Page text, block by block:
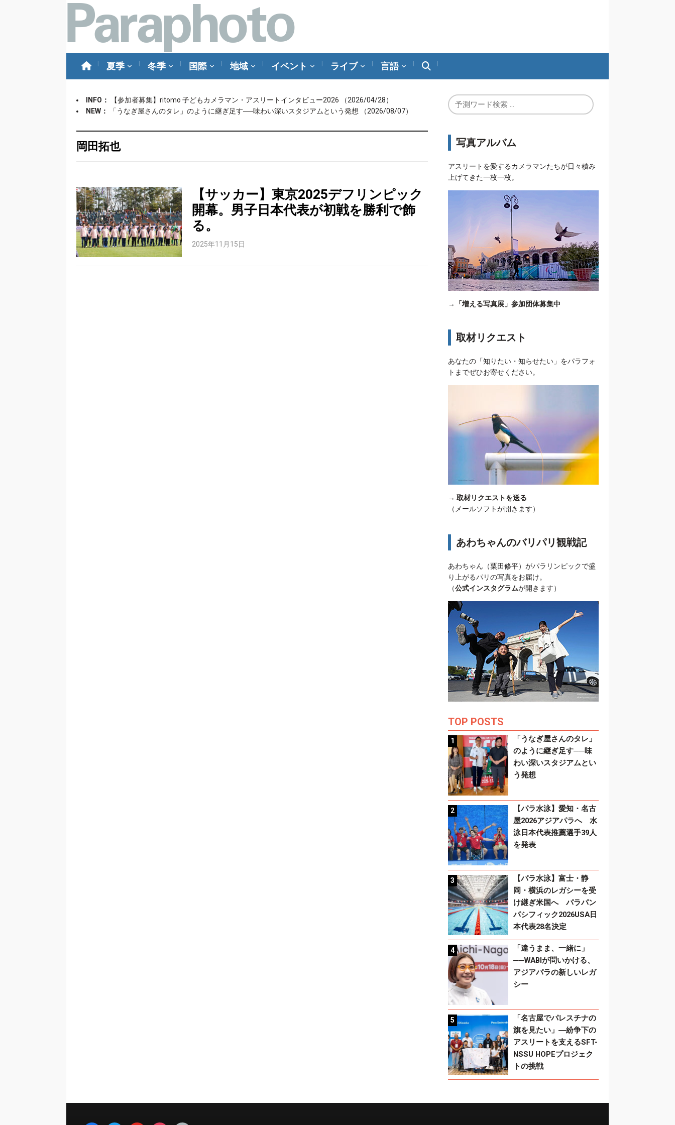
夏季 冬季 国際 地域 イベント ライブ 言語
INFO： 【参加者募集】ritomo 子どもカメラマン・アスリートインタビュー2026
（2026/04/28）
NEW：
「うなぎ屋さんのタレ」のように継ぎ足す──味わい深いスタジアムという発想 （2026/08/07）
岡田拓也
【サッカー】東京2025デフリンピック
開幕。男子日本代表が初戦を勝利で飾
る。
2025年11月15日
写真アルバム
アスリートを愛するカメラマンたちが日々積み
上げてきた一枚一枚。
→ 「増える写真展」参加団体募集中
取材リクエスト
あなたの「知りたい・知らせたい」をパラフォ
トまでぜひお寄せください。
→ 取材リクエストを送る
（メールソフトが開きます）
あわちゃんのバリパリ観戦記
あわちゃん（粟田修平）がパラリンピックで盛
り上がるパリの写真をお届け。
（公式インスタグラムが開きます）
TOP POSTS
「うなぎ屋さんのタレ」
のように継ぎ足す──味
わい深いスタジアムとい
う発想
【パラ水泳】愛知・名古
屋2026アジアパラへ 水
泳日本代表推薦選手39人
を発表
【パラ水泳】富士・静
岡・横浜のレガシーを受
け継ぎ米国へ パラパン
パシフィック2026USA日
本代表28名決定
「違うまま、一緒に」
──WABIが問いかける、
アジアパラの新しいレガ
シー
「名古屋でパレスチナの
旗を見たい」―紛争下の
アスリートを支えるSFT-
NSSU HOPEプロジェク
トの挑戦